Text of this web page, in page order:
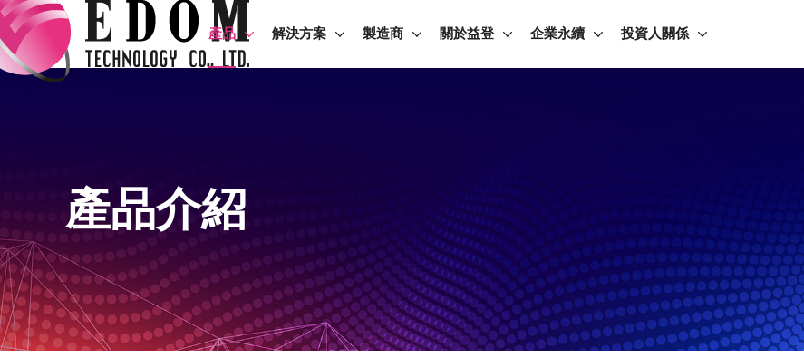
產品 解決方案 製造商 關於益登 企業永續 投資人關係
產品介紹